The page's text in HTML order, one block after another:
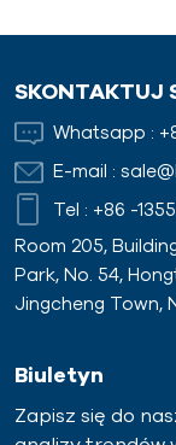
SKONTAKTUJ
Whatsapp :
E-mail :
Tel : +86 -
Room 205,
Park, No. 54,
Jingcheng Town,
Biuletyn
Zapisz się do